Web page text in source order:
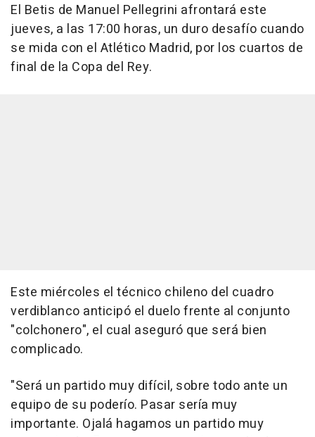
El Betis de Manuel Pellegrini afrontará este
jueves, a las 17:00 horas, un duro desafío cuando
se mida con el Atlético Madrid, por los cuartos de
final de la Copa del Rey.
Este miércoles el técnico chileno del cuadro
verdiblanco anticipó el duelo frente al conjunto
"colchonero", el cual aseguró que será bien
complicado.
"Será un partido muy difícil, sobre todo ante un
equipo de su poderío. Pasar sería muy
importante. Ojalá hagamos un partido muy